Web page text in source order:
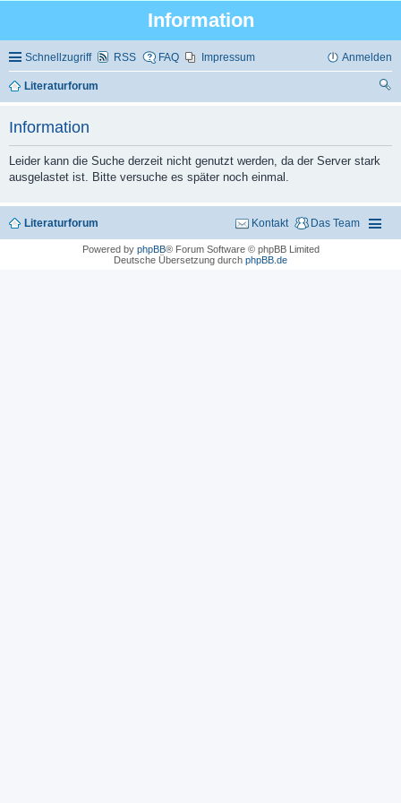
Information
Schnellzugriff RSS FAQ Impressum Anmelden
Literaturforum
Information
Leider kann die Suche derzeit nicht genutzt werden, da der Server stark
ausgelastet ist. Bitte versuche es später noch einmal.
Literaturforum Das Team
Kontakt
Powered by phpBB® Forum Software © phpBB Limited
Deutsche Übersetzung durch phpBB.de